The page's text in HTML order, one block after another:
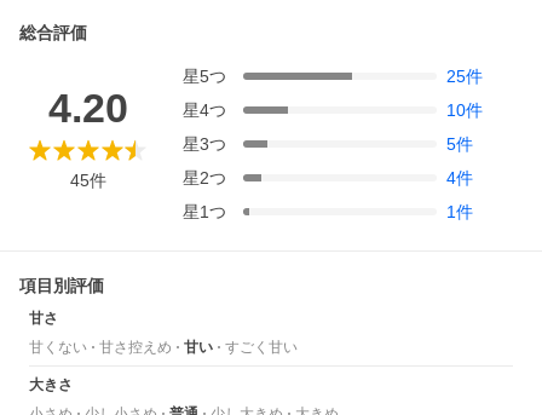
総合評価
4.20
45件
星5つ 25件
星4つ 10件
星3つ 5件
星2つ 4件
星1つ 1件
項目別評価
甘さ
甘くない
甘さ控えめ 甘い すごく甘い
大きさ